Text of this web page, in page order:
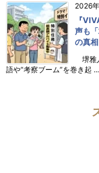
2026
『
声も
の真相
堺雅
語や“考察ブーム”を巻き起 ...